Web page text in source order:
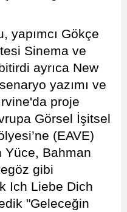
yapımcı Gökçe
Sinema ve
ayrıca New
yazımı ve
proje
Görsel İşitsel
(EAVE)
Yüce, Bahman
gibi
Ich Liebe Dich
"Geleceğin